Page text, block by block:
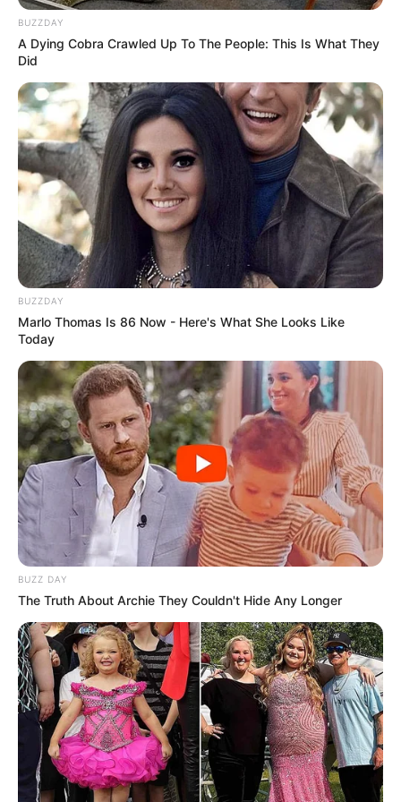
--ad5
🚩 ACS e ACE, a hora é agora!
AAposentadoria Justa
nossa luta diária na saúde pública. Mas essa vitória não virá
sozinha: ela depende da nossa união e mobilização permanente.
⚖️ O caminho ainda é longo
O projeto precisa ser aprovado em dois turnos no Senado
Federal
, dois turnos na Câmara dos Deputados e, por fim,
sancionado pelo presidente Lula.
Cada etapa exige maioria qualificada. Isso significa que sem
pressão, sem presença e sem voz da categoria,o risco de atraso
ou engavetamento é real.
BUZZDAY
A Dying Cobra Crawled Up To The People: This Is What They
Did
BUZZDAY
Marlo Thomas Is 86 Now - Here's What She Looks Like
Today
BUZZ DAY
The Truth About Archie They Couldn't Hide Any Longer